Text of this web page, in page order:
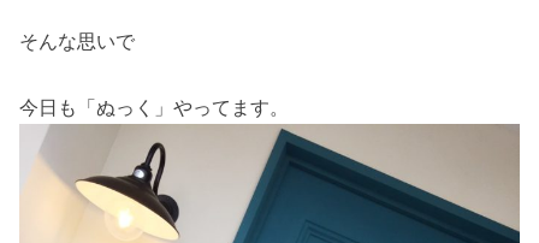
そんな思いで
今日も「ぬっく」やってます。